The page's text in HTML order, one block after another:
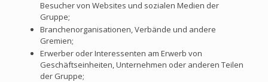
Besucher von Websites und sozialen Medien der
Gruppe;
Branchenorganisationen, Verbände und andere
Gremien;
Erwerber oder Interessenten am Erwerb von
Geschäftseinheiten, Unternehmen oder anderen Teilen
der Gruppe;